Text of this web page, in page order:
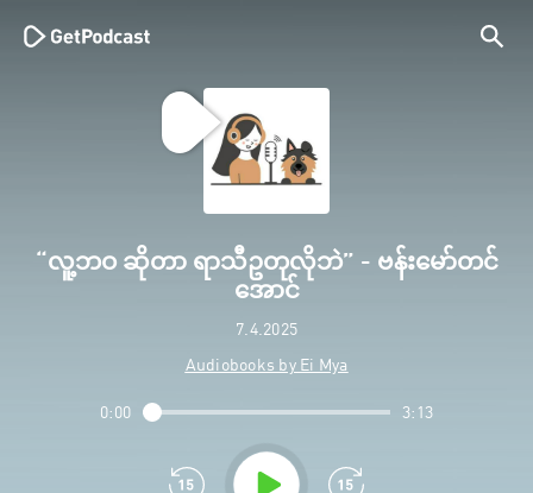
“လူ့ဘဝ ဆိုတာ ရာသီဥတုလိုဘဲ” - ဗန်းမော်တင်
အောင်
7.4.2025
Audiobooks by Ei Mya
0:00 3:13